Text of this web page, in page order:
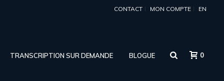
CONTACT MON COMPTE EN
TRANSCRIPTION SUR DEMANDE BLOGUE 0